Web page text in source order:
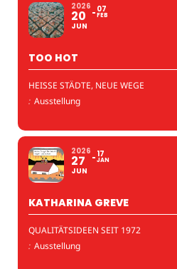
2026
20
JUN
07
FEB
TOO HOT
HEISSE STÄDTE, NEUE WEGE
: Ausstellung
2026
27
JUN
17
JAN
KATHARINA GREVE
QUALITÄTSIDEEN SEIT 1972
: Ausstellung